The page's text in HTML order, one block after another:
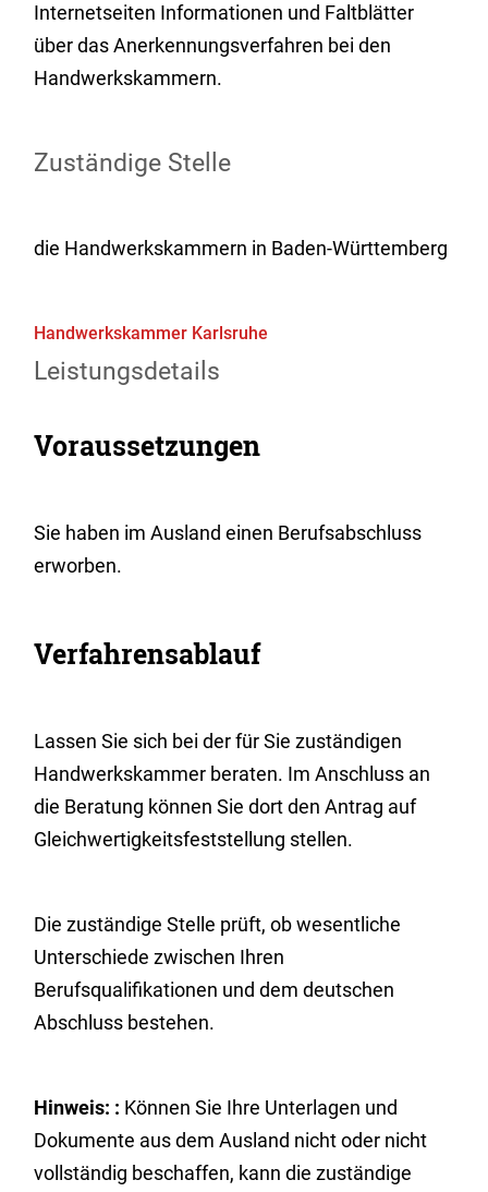
Internetseiten Informationen und Faltblätter
über das Anerkennungsverfahren bei den
Handwerkskammern.
Zuständige Stelle
die Handwerkskammern in Baden-Württemberg
Handwerkskammer Karlsruhe
Leistungsdetails
Voraussetzungen
Sie haben im Ausland einen Berufsabschluss
erworben.
Verfahrensablauf
Lassen Sie sich bei der für Sie zuständigen
Handwerkskammer beraten. Im Anschluss an
die Beratung können Sie dort den Antrag auf
Gleichwertigkeitsfeststellung stellen.
Die zuständige Stelle prüft, ob wesentliche
Unterschiede zwischen Ihren
Berufsqualifikationen und dem deutschen
Abschluss bestehen.
Hinweis: : Können Sie Ihre Unterlagen und
Dokumente aus dem Ausland nicht oder nicht
vollständig beschaffen, kann die zuständige